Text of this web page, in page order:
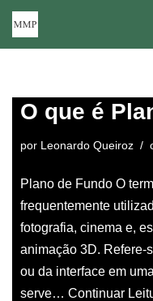
conteúdo
O que é
por Leonardo Queiroz
Plano de Fundo O
frequentemente
fotografia, cinema e,
animação 3D. Refere-
ou da interface em
serve… Continuar